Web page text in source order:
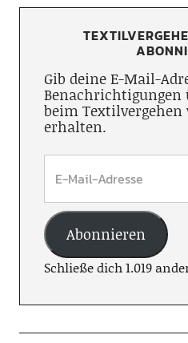
Gib deine E-Mail-
Benachrichtigungen
beim
erhalten.
Abonnieren
Schließe dich 1.019